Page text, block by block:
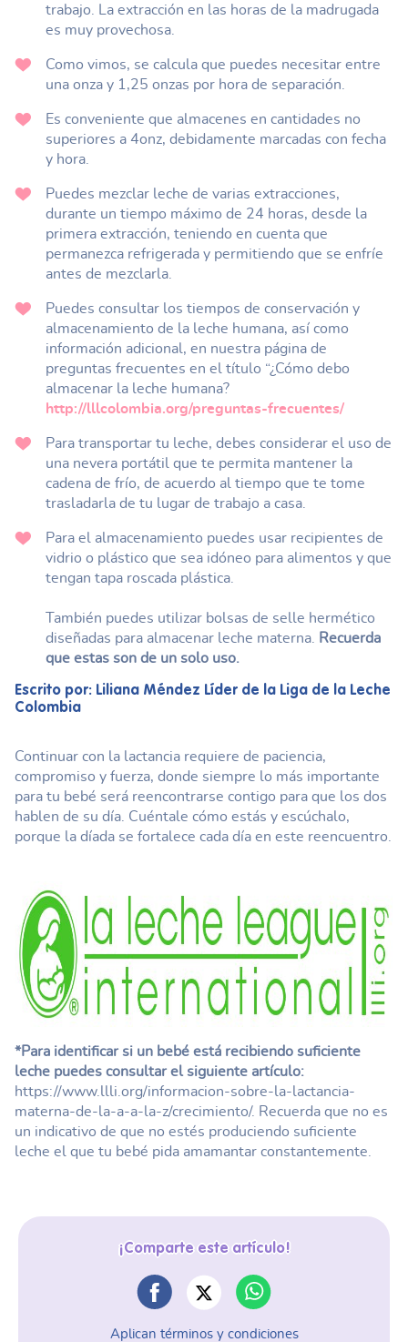
trabajo. La extracción en las horas de la madrugada
es muy provechosa.
Como vimos, se calcula que puedes necesitar entre
una onza y 1,25 onzas por hora de separación.
Es conveniente que almacenes en cantidades no
superiores a 4onz, debidamente marcadas con fecha
y hora.
Puedes mezclar leche de varias extracciones,
durante un tiempo máximo de 24 horas, desde la
primera extracción, teniendo en cuenta que
permanezca refrigerada y permitiendo que se enfríe
antes de mezclarla.
Puedes consultar los tiempos de conservación y
almacenamiento de la leche humana, así como
información adicional, en nuestra página de
preguntas frecuentes en el título “¿Cómo debo
almacenar la leche humana?
http://lllcolombia.org/preguntas-frecuentes/
Para transportar tu leche, debes considerar el uso de
una nevera portátil que te permita mantener la
cadena de frío, de acuerdo al tiempo que te tome
trasladarla de tu lugar de trabajo a casa.
Para el almacenamiento puedes usar recipientes de
vidrio o plástico que sea idóneo para alimentos y que
tengan tapa roscada plástica.
También puedes utilizar bolsas de selle hermético
diseñadas para almacenar leche materna.
Recuerda
que estas son de un solo uso.
Escrito por: Liliana Méndez Líder de la Liga de la Leche
Colombia
Continuar con la lactancia requiere de paciencia,
compromiso y fuerza, donde siempre lo más importante
para tu bebé será reencontrarse contigo para que los dos
hablen de su día. Cuéntale cómo estás y escúchalo,
porque la díada se fortalece cada día en este reencuentro.
*Para identificar si un bebé está recibiendo suficiente
leche puedes consultar el siguiente artículo:
https://www.llli.org/informacion-sobre-la-lactancia-
materna-de-la-a-a-la-z/crecimiento/. Recuerda que no es
un indicativo de que no estés produciendo suficiente
leche el que tu bebé pida amamantar constantemente.
¡Comparte este artículo!
Aplican términos y condiciones